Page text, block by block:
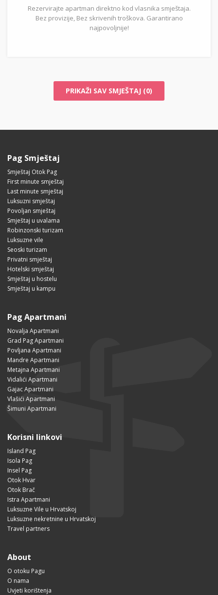
Rezervirajte apartman direktno kod vlasnika smještaja.
Bez provizije, Bez skrivenih troškova. Garantirano
najpovoljnije!
PRIKAŽI SAV SMJEŠTAJ (0)
Pag Smještaj
Smještaj Otok Pag
First minute smještaj
Last minute smještaj
Luksuzni smještaj
Povoljan smještaj
Smještaj u uvalama
Robinzonski turizam
Luksuzne vile
Seoski turizam
Privatni smještaj
Hotelski smještaj
Smještaj u hostelu
Smještaj u kampu
Pag Apartmani
Novalja Apartmani
Grad Pag Apartmani
Povljana Apartmani
Mandre Apartmani
Metajna Apartmani
Vidalići Apartmani
Gajac Apartmani
Vlašići Apartmani
Šimuni Apartmani
Korisni linkovi
Island Pag
Isola Pag
Insel Pag
Otok Hvar
Otok Brač
Istra Apartmani
Luksuzne Vile u Hrvatskoj
Luksuzne nekretnine u Hrvatskoj
Travel partners
About
O otoku Pagu
O nama
Uvjeti korištenja